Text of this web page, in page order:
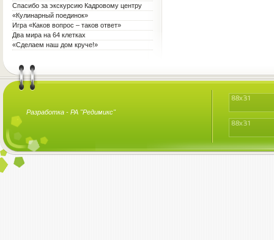
Спасибо за экскурсию Кадровому центру
«Кулинарный поединок»
Игра «Каков вопрос – таков ответ»
Два мира на 64 клетках
«Сделаем наш дом круче!»
Разработка - РА "Редимикс"